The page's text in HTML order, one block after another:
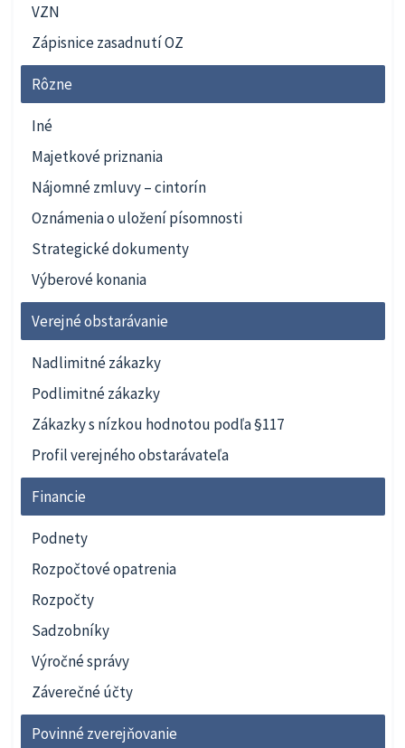
VZN
Zápisnice zasadnutí OZ
Rôzne
Iné
Majetkové priznania
Nájomné zmluvy – cintorín
Oznámenia o uložení písomnosti
Strategické dokumenty
Výberové konania
Verejné obstarávanie
Nadlimitné zákazky
Podlimitné zákazky
Zákazky s nízkou hodnotou podľa §117
Profil verejného obstarávateľa
Financie
Podnety
Rozpočtové opatrenia
Rozpočty
Sadzobníky
Výročné správy
Záverečné účty
Povinné zverejňovanie